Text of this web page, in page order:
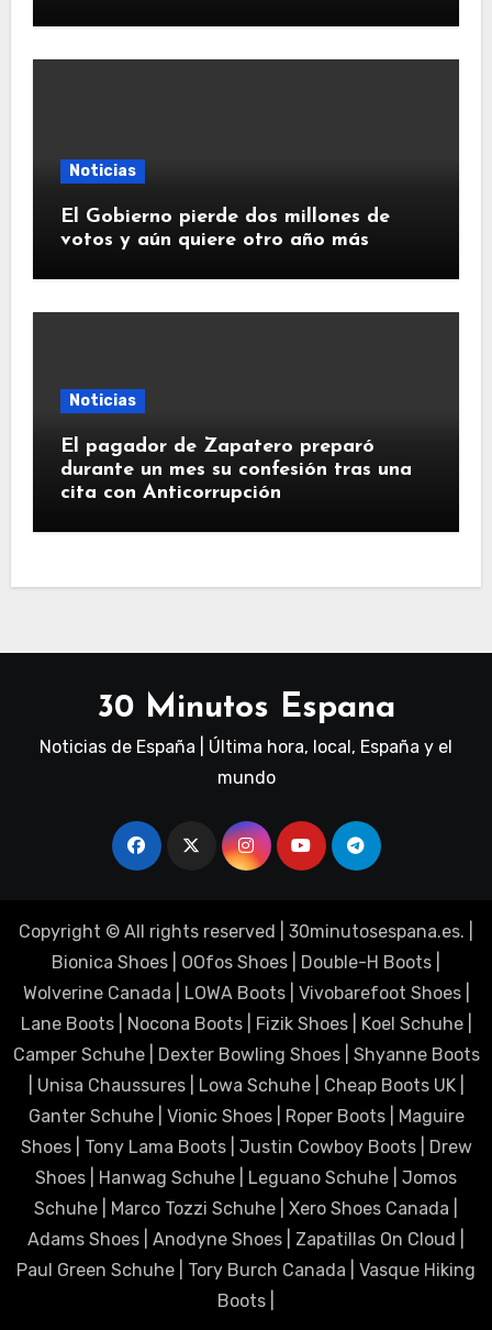
Noticias
El Gobierno pierde dos millones de
votos y aún quiere otro año más
Noticias
El pagador de Zapatero preparó
durante un mes su confesión tras una
cita con Anticorrupción
30 Minutos Espana
Noticias de España | Última hora, local, España y el
mundo
Copyright © All rights reserved 30minutosespana.es. |
Bionica Shoes
OOfos Shoes Double-H Boots
Wolverine Canada
LOWA Boots| Vivobarefoot Shoes|
Lane Boots| Nocona Boots| Fizik Shoes| Koel Schuhe|
Camper Schuhe| Dexter Bowling Shoes| Shyanne Boots
Unisa Chaussures| Lowa Schuhe| Cheap Boots UK
Ganter Schuhe
Vionic Shoes| Roper Boots| Maguire
Shoes| Tony Lama Boots| Justin Cowboy Boots| Drew
Shoes
Hanwag Schuhe Leguano Schuhe
Jomos
Schuhe
Marco Tozzi Schuhe Xero Shoes Canada
Adams Shoes
Anodyne Shoes Zapatillas On Cloud
Paul Green Schuhe
Tory Burch Canada
Vasque Hiking
Boots